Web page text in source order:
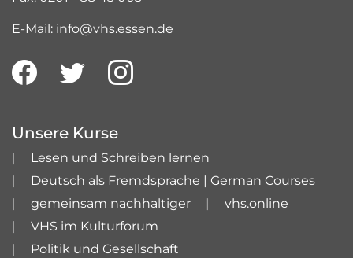
E-Mail: info@vhs.essen.de
Unsere Kurse
Lesen und Schreiben lernen
Deutsch als Fremdsprache | German Courses
gemeinsam nachhaltiger
vhs.online
VHS im Kulturforum
Politik und Gesellschaft